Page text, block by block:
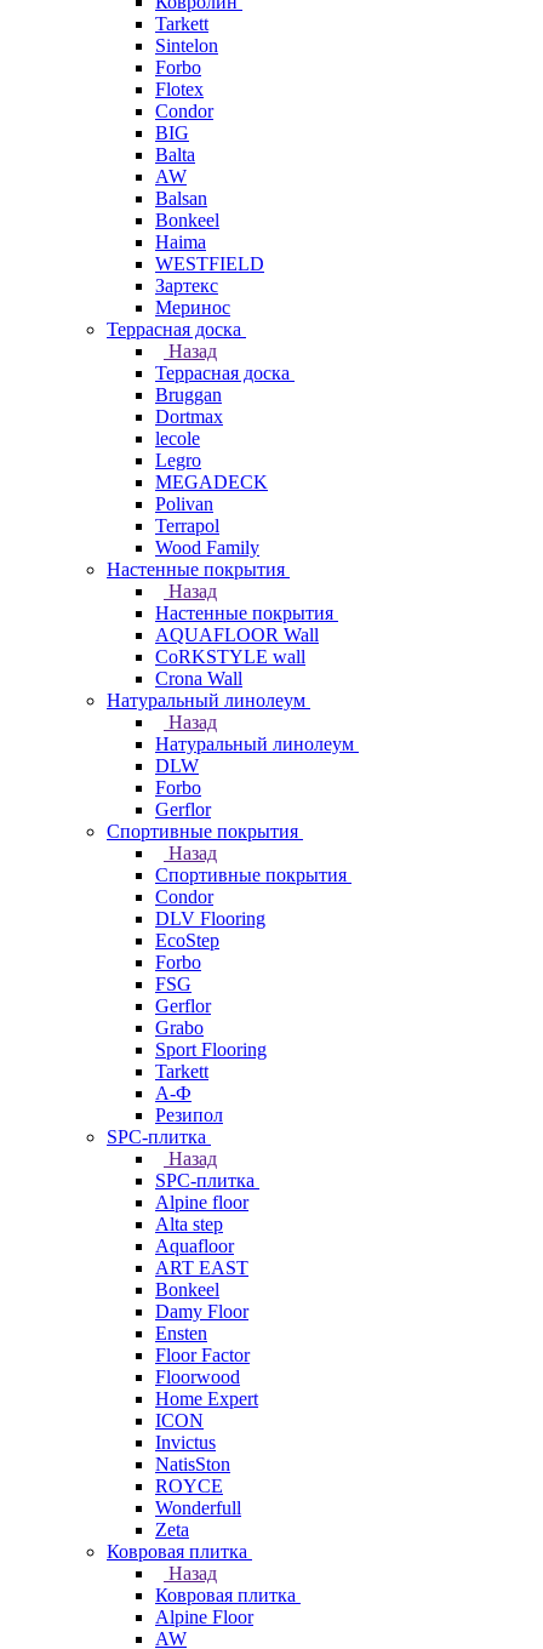
Tarkett
Sintelon
Forbo
Flotex
Condor
BIG
Balta
AW
Balsan
Bonkeel
Haima
WESTFIELD
Зартекс
Меринос
Террасная доска
Назад
Террасная доска
Bruggan
Dortmax
lecole
Legro
MEGADECK
Polivan
Terrapol
Wood Family
Настенные покрытия
Назад
Настенные покрытия
AQUAFLOOR Wall
CoRKSTYLE wall
Crona Wall
Натуральный линолеум
Назад
Натуральный линолеум
DLW
Forbo
Gerflor
Спортивные покрытия
Назад
Спортивные покрытия
Condor
DLV Flooring
EcoStep
Forbo
FSG
Gerflor
Grabo
Sport Flooring
Tarkett
А-Ф
Резипол
SPC-плитка
Назад
SPC-плитка
Alpine floor
Alta step
Aquafloor
ART EAST
Bonkeel
Damy Floor
Ensten
Floor Factor
Floorwood
Home Expert
ICON
Invictus
NatisSton
ROYCE
Wonderfull
Zeta
Ковровая плитка
Назад
Ковровая плитка
Alpine Floor
AW